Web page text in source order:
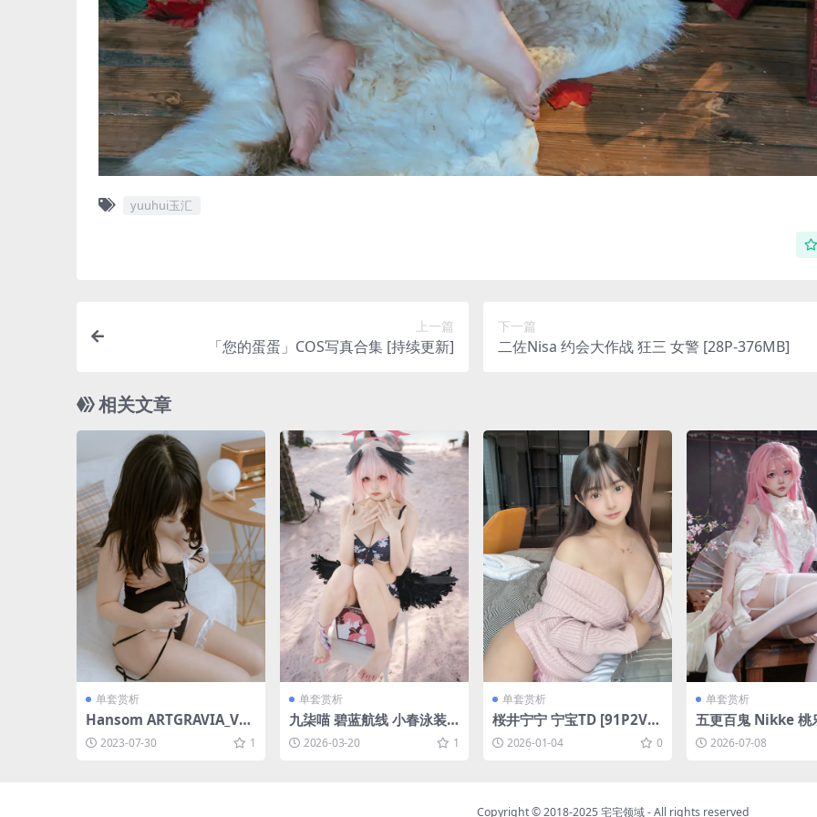
yuuhui玉汇
上一篇
「您的蛋蛋」COS写真合集 [持续更新]
下一篇
二佐Nisa 约会大作战 狂三 女警 [28P-376MB]
相关文章
单套赏析
Hansom ARTGRAVIA_VO
L389 [82P-99MB]
2023-07-30 1
单套赏析
九柒喵 碧蓝航线 小春泳装
[27P-133MB]
2026-03-20 1
单套赏析
桜井宁宁 宁宝TD [91P2V-8
39MB]
2026-01-04 0
单套赏析
五更百鬼 Nikke 桃
[12P-47.7M]
2026-07-08
Copyright © 2018-2025宅宅领域- All rights reserved